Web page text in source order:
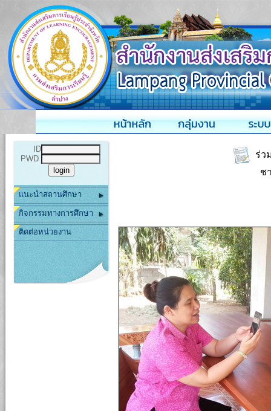
ID
PWD
แนะนำสถานศึกษา
กิจกรรมทางการศึกษา
ติดต่อหน่วยงาน
ร่ว
ช